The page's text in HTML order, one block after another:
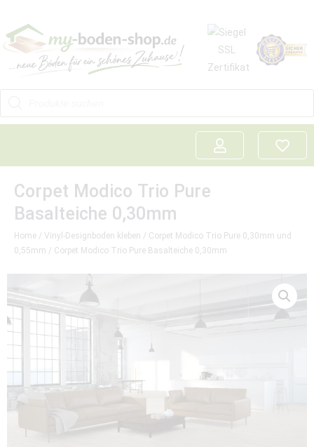
Corpet Modico Trio Pure
Basalteiche 0,30mm
Home / Vinyl-Designboden kleben / Corpet Modico Trio Pure 0,30mm und
0,55mm / Corpet Modico Trio Pure Basalteiche 0,30mm